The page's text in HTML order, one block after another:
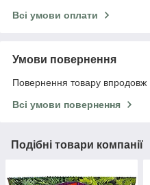
Всі умови оплати
Умови повернення
Повернення товару впродовж
Всі умови повернення
Подібні товари компанії